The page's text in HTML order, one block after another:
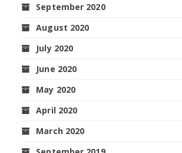
September 2020
August 2020
July 2020
June 2020
May 2020
April 2020
March 2020